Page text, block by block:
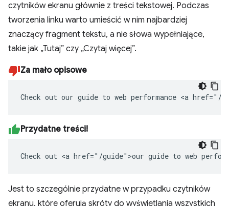
czytników ekranu głównie z treści tekstowej. Podczas
tworzenia linku warto umieścić w nim najbardziej
znaczący fragment tekstu, a nie słowa wypełniające,
takie jak „Tutaj” czy „Czytaj więcej”.
Za mało opisowe
Check out our guide to web performance <a href="/
Przydatne treści!
Check out <a href="/guide">our guide to web
Jest to szczególnie przydatne w przypadku czytników
ekranu, które oferują skróty do wyświetlania wszystkich